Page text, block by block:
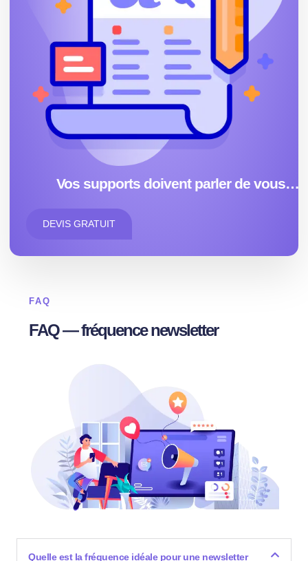
Vos supports doivent parler de vous…
DEVIS GRATUIT
FAQ
FAQ — fréquence newsletter
Quelle est la fréquence idéale pour une newsletter